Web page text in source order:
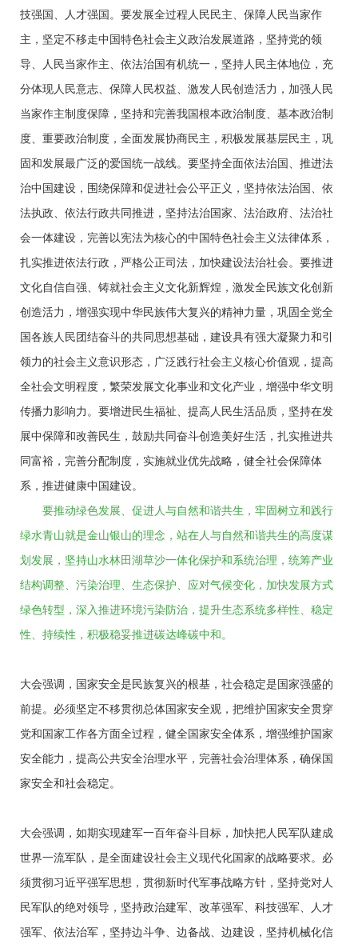
技强国、人才强国。要发展全过程人民民主、保障人民当家作
主，坚定不移走中国特色社会主义政治发展道路，坚持党的领
导、人民当家作主、依法治国有机统一，坚持人民主体地位，充
分体现人民意志、保障人民权益、激发人民创造活力，加强人民
当家作主制度保障，坚持和完善我国根本政治制度、基本政治制
度、重要政治制度，全面发展协商民主，积极发展基层民主，巩
固和发展最广泛的爱国统一战线。要坚持全面依法治国、推进法
治中国建设，围绕保障和促进社会公平正义，坚持依法治国、依
法执政、依法行政共同推进，坚持法治国家、法治政府、法治社
会一体建设，完善以宪法为核心的中国特色社会主义法律体系，
扎实推进依法行政，严格公正司法，加快建设法治社会。要推进
文化自信自强、铸就社会主义文化新辉煌，激发全民族文化创新
创造活力，增强实现中华民族伟大复兴的精神力量，巩固全党全
国各族人民团结奋斗的共同思想基础，建设具有强大凝聚力和引
领力的社会主义意识形态，广泛践行社会主义核心价值观，提高
全社会文明程度，繁荣发展文化事业和文化产业，增强中华文明
传播力影响力。要增进民生福祉、提高人民生活品质，坚持在发
展中保障和改善民生，鼓励共同奋斗创造美好生活，扎实推进共
同富裕，完善分配制度，实施就业优先战略，健全社会保障体
系，推进健康中国建设。
要推动绿色发展、促进人与自然和谐共生，牢固树立和践行
绿水青山就是金山银山的理念，站在人与自然和谐共生的高度谋
划发展，坚持山水林田湖草沙一体化保护和系统治理，统筹产业
结构调整、污染治理、生态保护、应对气候变化，加快发展方式
绿色转型，深入推进环境污染防治，提升生态系统多样性、稳定
性、持续性，积极稳妥推进碳达峰碳中和。
大会强调，国家安全是民族复兴的根基，社会稳定是国家强盛的
前提。必须坚定不移贯彻总体国家安全观，把维护国家安全贯穿
党和国家工作各方面全过程，健全国家安全体系，增强维护国家
安全能力，提高公共安全治理水平，完善社会治理体系，确保国
家安全和社会稳定。
大会强调，如期实现建军一百年奋斗目标，加快把人民军队建成
世界一流军队，是全面建设社会主义现代化国家的战略要求。必
须贯彻习近平强军思想，贯彻新时代军事战略方针，坚持党对人
民军队的绝对领导，坚持政治建军、改革强军、科技强军、人才
强军、依法治军，坚持边斗争、边备战、边建设，坚持机械化信